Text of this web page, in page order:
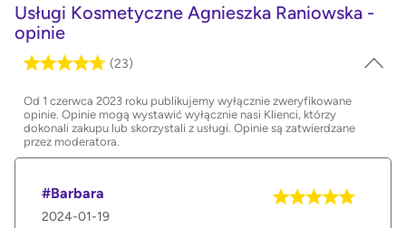
Usługi Kosmetyczne Agnieszka Raniowska -
opinie
(23)
Od 1 czerwca 2023 roku publikujemy wyłącznie zweryfikowane
opinie. Opinie mogą wystawić wyłącznie nasi Klienci, którzy
dokonali zakupu lub skorzystali z usługi. Opinie są zatwierdzane
przez moderatora.
#Barbara
2024-01-19